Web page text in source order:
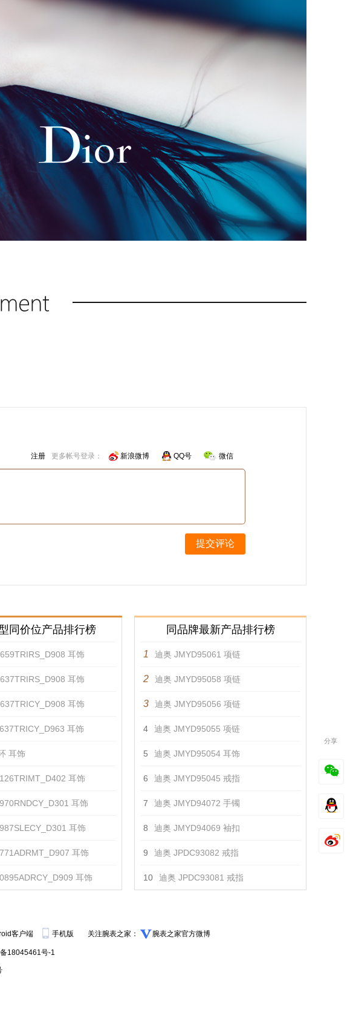
注册 更多帐号登录： 新浪微博 QQ号 微信
提交评论
同价位产品排行榜
耳饰
耳饰
耳饰
耳饰
耳饰
耳饰
耳饰
耳饰
耳饰
耳饰
同品牌最新产品排行榜
1 迪奥 JMYD95061 项链
2 迪奥 JMYD95058 项链
3 迪奥 JMYD95056 项链
4 迪奥 JMYD95055 项链
5 迪奥 JMYD95054 耳饰
6 迪奥 JMYD95045 戒指
7 迪奥 JMYD94072 手镯
8 迪奥 JMYD94069 袖扣
9 迪奥 JPDC93082 戒指
10 迪奥 JPDC93081 戒指
客户端 手机版 关注腕表之家： 腕表之家官方微博
18045461号-1
分享